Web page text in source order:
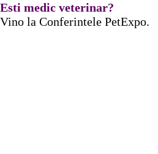
Esti medic veterinar?
Vino la Conferintele PetExpo.